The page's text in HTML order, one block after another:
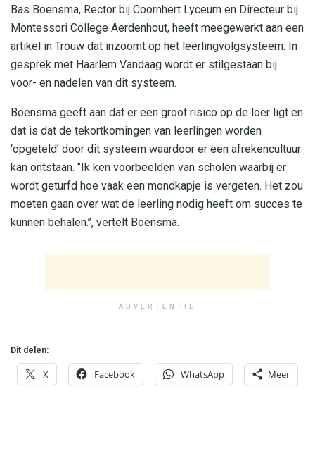
Bas Boensma, Rector bij Coornhert Lyceum en Directeur bij
Montessori College Aerdenhout, heeft meegewerkt aan een
artikel in Trouw dat inzoomt op het leerlingvolgsysteem. In
gesprek met Haarlem Vandaag wordt er stilgestaan bij
voor- en nadelen van dit systeem.
Boensma geeft aan dat er een groot risico op de loer ligt en
dat is dat de tekortkomingen van leerlingen worden
‘opgeteld’ door dit systeem waardoor er een afrekencultuur
kan ontstaan. ‘’Ik ken voorbeelden van scholen waarbij er
wordt geturfd hoe vaak een mondkapje is vergeten. Het zou
moeten gaan over wat de leerling nodig heeft om succes te
kunnen behalen.’’, vertelt Boensma.
ADVERTENTIE
Dit delen:
X Facebook WhatsApp Meer